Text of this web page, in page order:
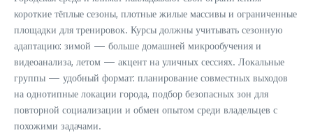
короткие тёплые сезоны, плотные жилые массивы и ограниченные
площадки для тренировок. Курсы должны учитывать сезонную
адаптацию: зимой — больше домашней микрообучения и
видеоанализа, летом — акцент на уличных сессиях. Локальные
группы — удобный формат: планирование совместных выходов
на однотипные локации города, подбор безопасных зон для
повторной социализации и обмен опытом среди владельцев с
похожими задачами.